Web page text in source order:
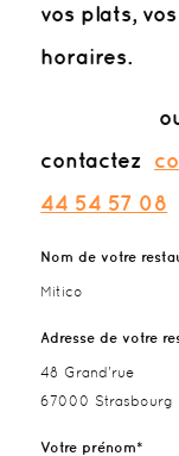
vos plats,
horaires.
ou
contactez
44 54 57 08
Nom de votre
Mitico
Adresse de votre
48 Grand'rue
67000 Strasbourg
Votre prénom